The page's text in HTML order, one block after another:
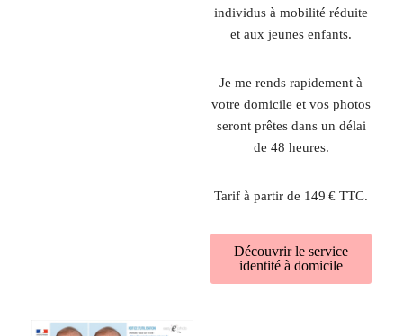
individus à mobilité réduite
et aux jeunes enfants.
Je me rends rapidement à
votre domicile et vos photos
seront prêtes dans un délai
de 48 heures.
Tarif à partir de 149 € TTC.
Découvrir le service
identité à domicile